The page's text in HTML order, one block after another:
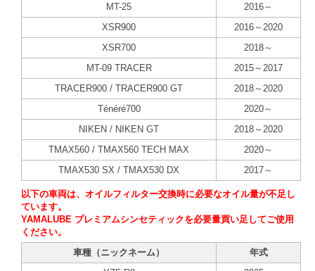
MT-25
2016～
XSR900
2016～2020
XSR700
2018～
MT-09 TRACER
2015～2017
TRACER900 / TRACER900 GT
2018～2020
Ténéré700
2020～
NIKEN / NIKEN GT
2018～2020
TMAX560 / TMAX560 TECH MAX
2020～
TMAX530 SX / TMAX530 DX
2017～
以下の車両は、オイルフィルター交換時に必要なオイル量が不足し
ています。
YAMALUBE プレミアムシンセティックを必要量買い足してご使用
ください。
車種（ニックネーム）
年式